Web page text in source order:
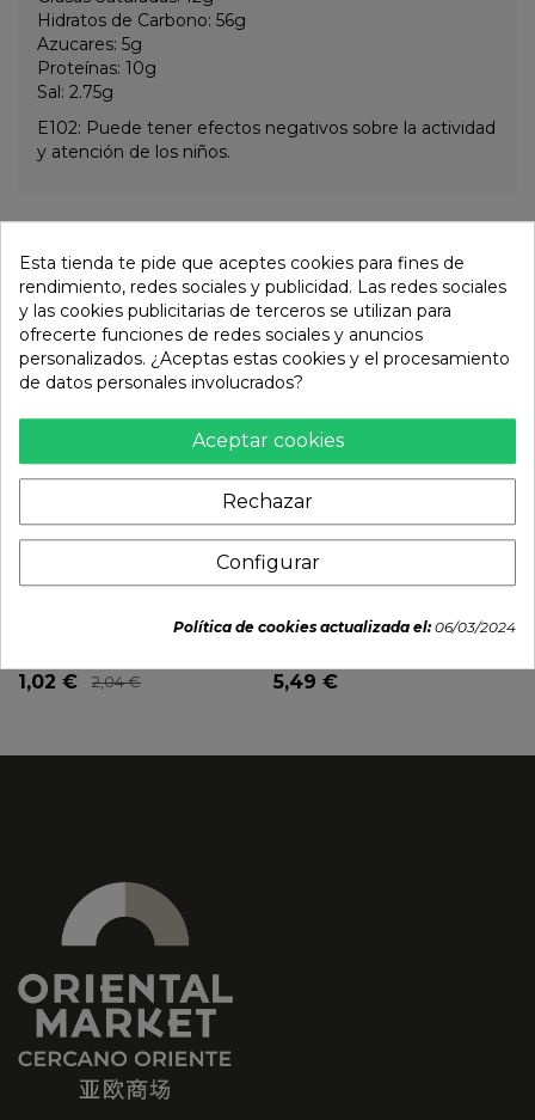
Hidratos de Carbono: 56g
Azucares: 5g
Proteínas: 10g
Sal: 2.75g
E102: Puede tener efectos negativos sobre la actividad
y atención de los niños.
categoría:
Noodles instantáneos
(NONGSHIM) 62g
1,02 €
2,04 €
Pasta Topokki
(WELLHEIM) 144g
5,49 €
Esta tienda te pide que aceptes cookies para fines de
rendimiento, redes sociales y publicidad. Las redes sociales
y las cookies publicitarias de terceros se utilizan para
ofrecerte funciones de redes sociales y anuncios
personalizados. ¿Aceptas estas cookies y el procesamiento
de datos personales involucrados?
Aceptar cookies
Rechazar
Configurar
Política de cookies actualizada el:06/03/2024